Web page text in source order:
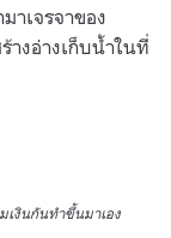
าเจรจาของ
างอ่างเก็บน้ำในที่
เงินกันทำขึ้นมาเอง